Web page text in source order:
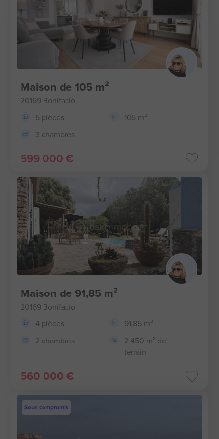
Maison de 105 m²
20169 Bonifacio
5 pièces
105 m²
3 chambres
599 000 €
Maison de 91,85 m²
20169 Bonifacio
4 pièces
91,85 m²
2 chambres
2 450 m² de
terrain
560 000 €
Sous compromis